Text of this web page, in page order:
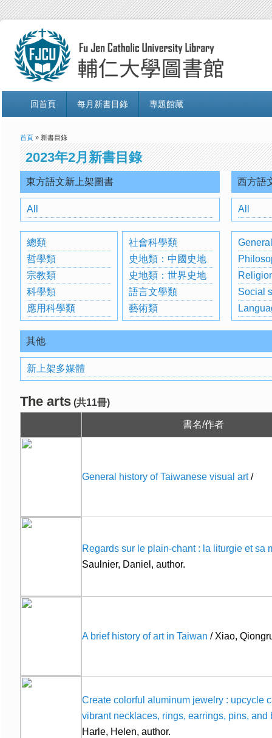
回首頁 每月新書目錄 專題館藏
首頁 » 新書目錄
2023年2月新書目錄
東方語文新上架圖書
All
總類
哲學類
宗教類
科學類
應用科學類
社會科學類
史地類：中國史地
史地類：世界史地
語言文學類
藝術類
西方語
All
Social
其他
新上架多媒體
The arts (共11冊)
書名/作者
General history of Taiwanese visual art/
Regards sur le plain-chant : la liturgie et sa
Saulnier, Daniel, author.
A brief history of art in Taiwan / Xiao,
Create colorful aluminum jewelry : upcycle
vibrant necklaces, rings, earrings, pins, and
Harle, Helen, author.